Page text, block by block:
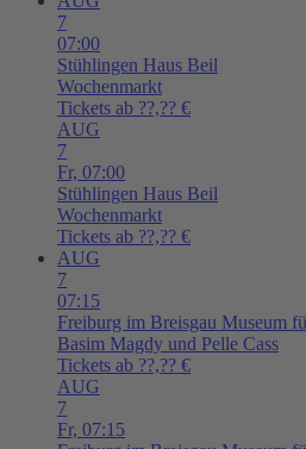
7
07:00
Stühlingen Haus Beil
Wochenmarkt
Tickets ab ??,?? €
AUG
7
Fr, 07:00
Stühlingen Haus Beil
Wochenmarkt
Tickets ab ??,?? €
AUG
7
07:15
Freiburg im Breisgau Museum
Basim Magdy und Pelle Cass
Tickets ab ??,?? €
AUG
7
Fr, 07:15